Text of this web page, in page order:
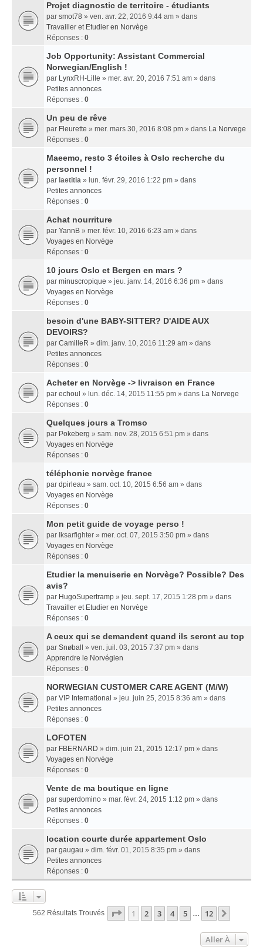
Projet diagnostic de territoire - étudiants
par smot78 » ven. avr. 22, 2016 9:44 am » dans
Travailler et Etudier en Norvège
Réponses : 0
Job Opportunity: Assistant Commercial
Norwegian/English !
par LynxRH-Lille » mer. avr. 20, 2016 7:51 am » dans
Petites annonces
Réponses : 0
Un peu de rêve
par Fleurette » mer. mars 30, 2016 8:08 pm » dans La Norvege
Réponses : 0
Maeemo, resto 3 étoiles à Oslo recherche du
personnel !
par laetitia » lun. févr. 29, 2016 1:22 pm » dans
Petites annonces
Réponses : 0
Achat nourriture
par YannB » mer. févr. 10, 2016 6:23 am » dans
Voyages en Norvège
Réponses : 0
10 jours Oslo et Bergen en mars ?
par minuscropique » jeu. janv. 14, 2016 6:36 pm » dans
Voyages en Norvège
Réponses : 0
besoin d'une BABY-SITTER? D'AIDE AUX
DEVOIRS?
par CamilleR » dim. janv. 10, 2016 11:29 am » dans
Petites annonces
Réponses : 0
Acheter en Norvège -> livraison en France
par echoul » lun. déc. 14, 2015 11:55 pm » dans La Norvege
Réponses : 0
Quelques jours a Tromso
par Pokeberg » sam. nov. 28, 2015 6:51 pm » dans
Voyages en Norvège
Réponses : 0
téléphonie norvège france
par dpirleau » sam. oct. 10, 2015 6:56 am » dans
Voyages en Norvège
Réponses : 0
Mon petit guide de voyage perso !
par Iksarfighter » mer. oct. 07, 2015 3:50 pm » dans
Voyages en Norvège
Réponses : 0
Etudier la menuiserie en Norvège? Possible? Des
avis?
par HugoSupertramp » jeu. sept. 17, 2015 1:28 pm » dans
Travailler et Etudier en Norvège
Réponses : 0
A ceux qui se demandent quand ils seront au top
par Snøball
» ven. juil. 03, 2015 7:37 pm » dans
Apprendre le Norvégien
Réponses : 0
NORWEGIAN CUSTOMER CARE AGENT (M/W)
par VIP International » jeu. juin 25, 2015 8:36 am » dans
Petites annonces
Réponses : 0
LOFOTEN
par FBERNARD » dim. juin 21, 2015 12:17 pm » dans
Voyages en Norvège
Réponses : 0
Vente de ma boutique en ligne
par superdomino » mar. févr. 24, 2015 1:12 pm » dans
Petites annonces
Réponses : 0
location courte durée appartement Oslo
par gaugau » dim. févr. 01, 2015 8:35 pm » dans
Petites annonces
Réponses : 0
562 Résultats Trouvés Page 1Sur
1 2 3 4 5 … 12
Aller À